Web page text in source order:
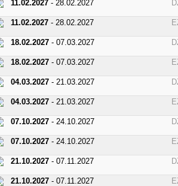
11.02.2027- 28.02.2027
11.02.2027- 28.02.2027
18.02.2027- 07.03.2027
18.02.2027- 07.03.2027
04.03.2027- 21.03.2027
04.03.2027- 21.03.2027
07.10.2027- 24.10.2027
07.10.2027- 24.10.2027
21.10.2027- 07.11.2027
21.10.2027- 07.11.2027